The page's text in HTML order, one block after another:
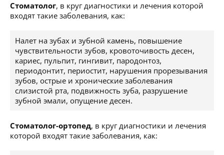
Стоматолог, в круг диагностики и лечения которой
входят такие заболевания, как:
Налет на зубах и зубной камень, повышение
чувствительности зубов, кровоточивость десен,
кариес, пульпит, гингивит, пародонтоз,
периодонтит, периостит, нарушения прорезывания
зубов, острые и хронические заболевания
слизистой рта, подвижность зуба, разрушение
зубной эмали, опущение десен.
Стоматолог-ортопед, в круг диагностики и лечения
которой входят такие заболевания, как: